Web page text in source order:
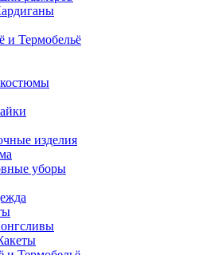
и Термобельё
изделия
уборы